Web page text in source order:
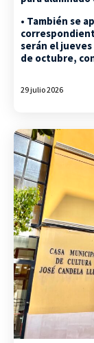
• También se
serán el
de octubre,
29 julio 2026